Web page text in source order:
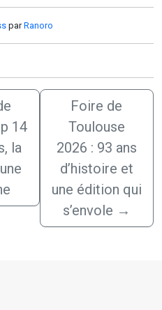
parRanoro
14
la
Foire de
Toulouse
2026 : 93 ans
d’histoire et
une édition qui
s’envole →